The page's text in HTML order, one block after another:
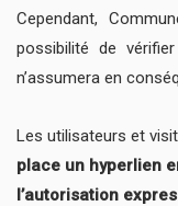
Cependant,
possibilité de
n’assumera en
Les utilisateurs et
place un hyperlien
l’autorisation